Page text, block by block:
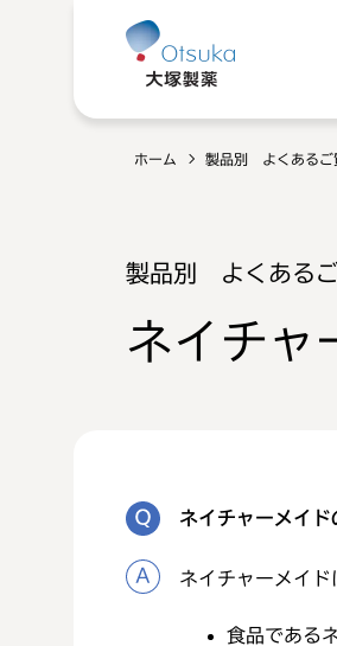
ホーム 製品別 よくあるご
製品別 よくある
ネイチャ
ネイチャーメイ
ネイチャーメイ
食品である